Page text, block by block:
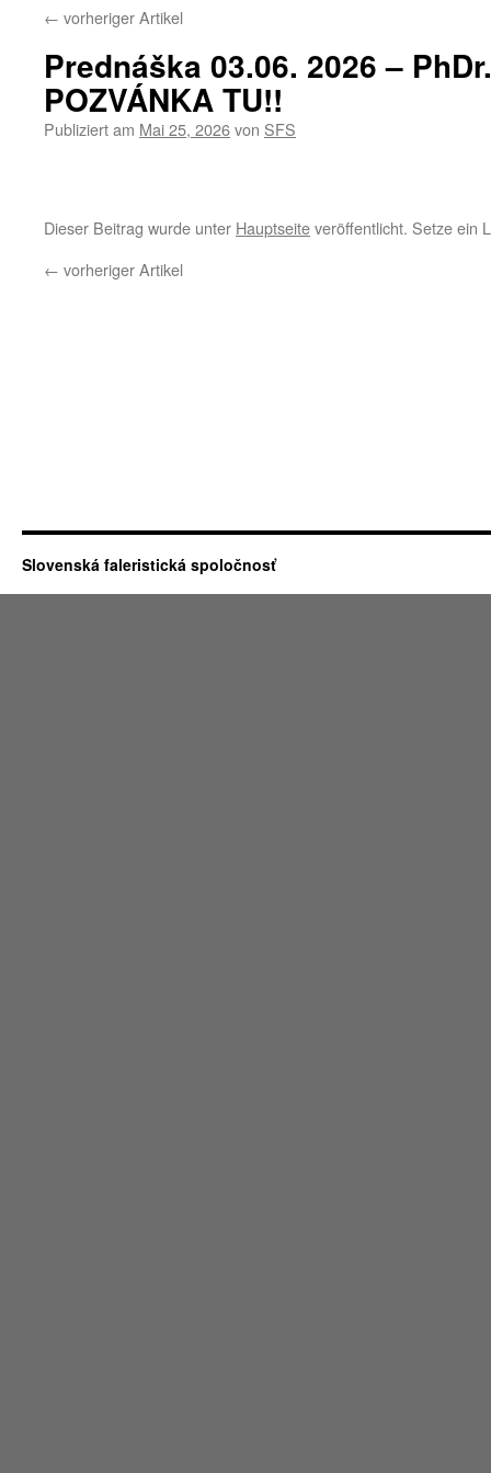
← vorheriger Artikel
Prednáška 03.06. 2026 –
POZVÁNKA TU!!
Publiziert am Mai 25, 2026von SFS
Dieser Beitrag wurde unter Hauptseiteveröffentlicht. Setze ein
← vorheriger Artikel
Slovenská faleristická spoločnosť